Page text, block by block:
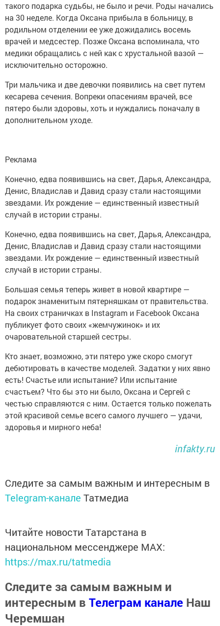
такого подарка судьбы, не было и речи. Роды начались
на 30 неделе. Когда Оксана прибыла в больницу, в
родильном отделении ее уже дожидались восемь
врачей и медсестер. Позже Оксана вспоминала, что
медики обращались с ней как с хрустальной вазой —
исключительно осторожно.
Три мальчика и две девочки появились на свет путем
кесарева сечения. Вопреки опасениям врачей, все
пятеро были здоровы, хоть и нуждались поначалу в
дополнительном уходе.
Реклама
Конечно, едва появившись на свет, Дарья, Александра,
Денис, Владислав и Давид сразу стали настоящими
звездами. Их рождение — единственный известный
случай в истории страны.
Конечно, едва появившись на свет, Дарья, Александра,
Денис, Владислав и Давид сразу стали настоящими
звездами. Их рождение — единственный известный
случай в истории страны.
Большая семья теперь живет в новой квартире —
подарок знаменитым пятерняшкам от правительства.
На своих страничках в Instagram и Facebook Оксана
публикует фото своих «жемчужинок» и их
очаровательной старшей сестры.
Кто знает, возможно, эти пятеро уже скоро смогут
дебютировать в качестве моделей. Задатки у них явно
есть! Счастье или испытание? Или испытание
счастьем? Что бы это ни было, Оксана и Сергей с
честью справляются с ним. Остается только пожелать
этой красивой семье всего самого лучшего — удачи,
здоровья и мирного неба!
infakty.ru
Следите за самым важным и интересным в
Telegram-канале Татмедиа
Читайте новости Татарстана в
национальном мессенджере MАХ:
https://max.ru/tatmedia
Следите за самым важным и
интересным в Телеграм канале Наш
Черемшан